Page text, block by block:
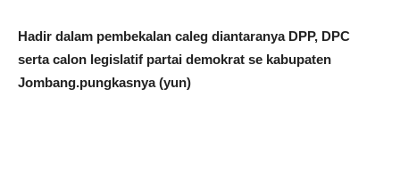
Hadir dalam pembekalan caleg diantaranya DPP, DPC
serta calon legislatif partai demokrat se kabupaten
Jombang.pungkasnya (yun)